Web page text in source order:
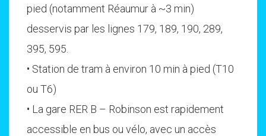
pied (notamment Réaumur à ~3 min)
desservis par les lignes 179, 189, 190, 289,
395, 595.
• Station de tram à environ 10 min à pied (T10
ou T6)
• La gare RER B – Robinson est rapidement
accessible en bus ou vélo, avec un accès